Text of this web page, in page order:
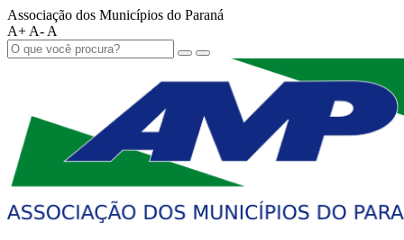
Associação dos Municípios do Paraná
A+ A- A